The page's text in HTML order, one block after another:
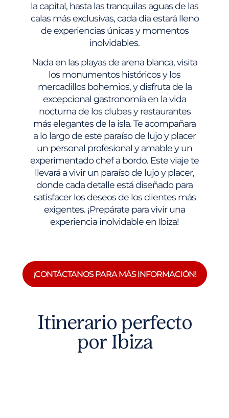
la capital, hasta las tranquilas aguas de las
calas más exclusivas, cada día estará lleno
de experiencias únicas y momentos
inolvidables.
Nada en las playas de arena blanca, visita
los monumentos históricos y los
mercadillos bohemios, y disfruta de la
excepcional gastronomía en la vida
nocturna de los clubes y restaurantes
más elegantes de la isla. Te acompañara
a lo largo de este paraíso de lujo y placer
un personal profesional y amable y un
experimentado chef a bordo. Este viaje te
llevará a vivir un paraíso de lujo y placer,
donde cada detalle está diseñado para
satisfacer los deseos de los clientes más
exigentes. ¡Prepárate para vivir una
experiencia inolvidable en Ibiza!
¡CONTÁCTANOS PARA MÁS INFORMACIÓN!
Itinerario perfecto
por Ibiza